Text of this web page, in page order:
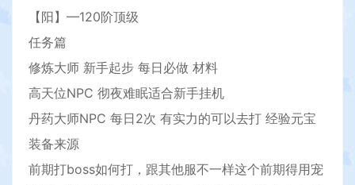
【阳】—120阶顶级
任务篇
修炼大师 新手起步 每日必做 材料
高天位NPC 彻夜难眠适合新手挂机
丹药大师NPC 每日2次 有实力的可以去打 经验元宝
装备来源
前期打boss如何打，跟其他服不一样这个前期得用宠